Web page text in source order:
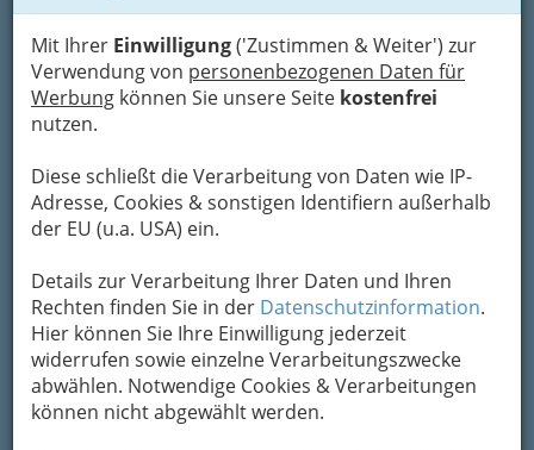
Mit Ihrer Einwilligung('Zustimmen & Weiter') zur
Verwendung von personenbezogenen Daten für
Werbung können Sie unsere Seite kostenfrei
nutzen.
Diese schließt die Verarbeitung von Daten wie IP-
Adresse, Cookies & sonstigen Identifiern außerhalb
der EU (u.a. USA) ein.
Details zur Verarbeitung Ihrer Daten und Ihren
Rechten finden Sie in der Datenschutzinformation.
Hier können Sie Ihre Einwilligung jederzeit
widerrufen sowie einzelne Verarbeitungszwecke
abwählen. Notwendige Cookies & Verarbeitungen
können nicht abgewählt werden.
Lazarettgürtel 55, 8020 Graz
+43 800 664 100
Gutschein
Karte
Karte anzeigen